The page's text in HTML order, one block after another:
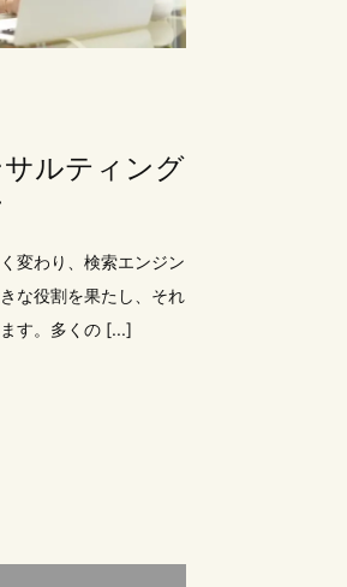
ルティング
変わり、検索エンジン
な役割を果たし、それ
す。多くの [...]